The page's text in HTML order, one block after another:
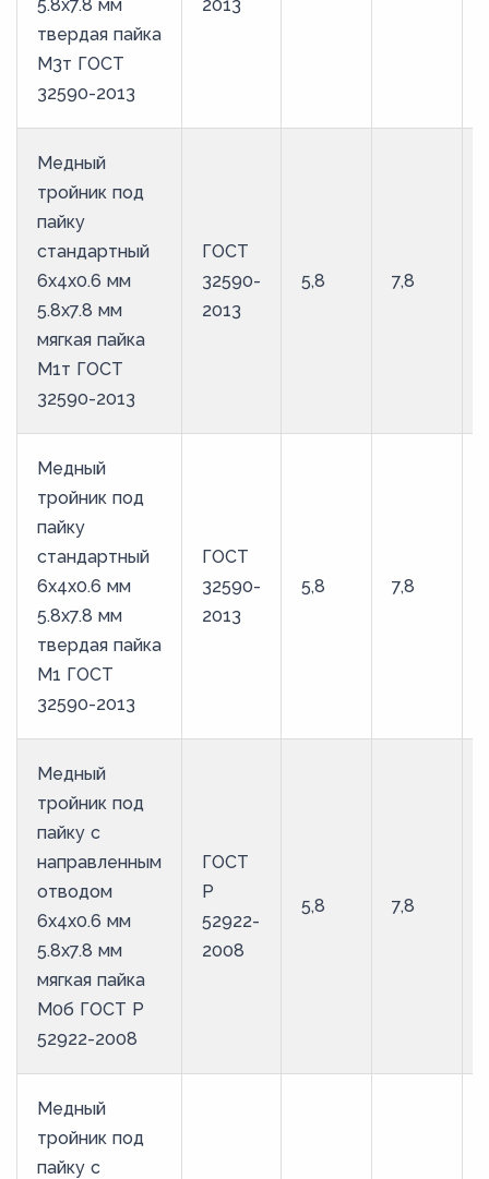
5.8х7.8 мм
твердая пайка
М3т ГОСТ
32590-2013
2013
Медный
тройник под
пайку
стандартный
6х4х0.6 мм
5.8х7.8 мм
мягкая пайка
М1т ГОСТ
32590-2013
ГОСТ
32590-
2013
5,8 7,8
Медный
тройник под
пайку
стандартный
6х4х0.6 мм
5.8х7.8 мм
твердая пайка
М1 ГОСТ
32590-2013
ГОСТ
32590-
2013
5,8 7,8
Медный
тройник под
пайку с
направленным
отводом
6х4х0.6 мм
5.8х7.8 мм
мягкая пайка
М0б ГОСТ Р
52922-2008
ГОСТ
Р
52922-
2008
5,8 7,8
Медный
тройник под
пайку с